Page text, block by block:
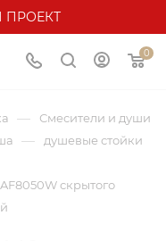
ПРОЕКТ
0
— Смесители и души
— душевые стойки
скрытого